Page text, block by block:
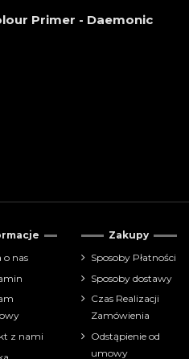
Primer - Daemonic
o nas
z nami
Zakupy
Sposoby Płatności
Sposoby dostawy
Czas Realizacji
Zamówienia
Odstąpienie od
umowy